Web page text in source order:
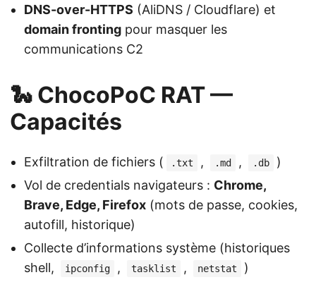
DNS-over-HTTPS (AliDNS / Cloudflare) et
domain fronting pour masquer les
communications C2
🐍 ChocoPoC RAT —
Capacités
Exfiltration de fichiers ( .txt , .md , .db
)
Vol de credentials navigateurs : Chrome,
Brave, Edge, Firefox (mots de passe, cookies,
autofill, historique)
Collecte d’informations système (historiques
shell,
ipconfig , tasklist , netstat )